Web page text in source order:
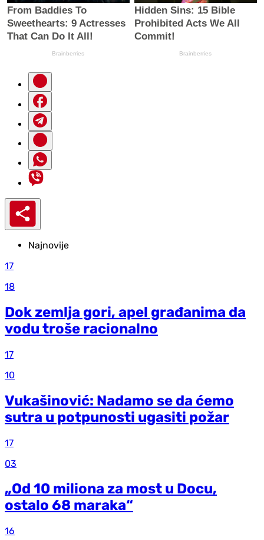
Najnovije
17
18
Dok zemlja gori, apel građanima da
vodu troše racionalno
17
10
Vukašinović: Nadamo se da ćemo
sutra u potpunosti ugasiti požar
17
03
„Od 10 miliona za most u Docu,
ostalo 68 maraka“
16